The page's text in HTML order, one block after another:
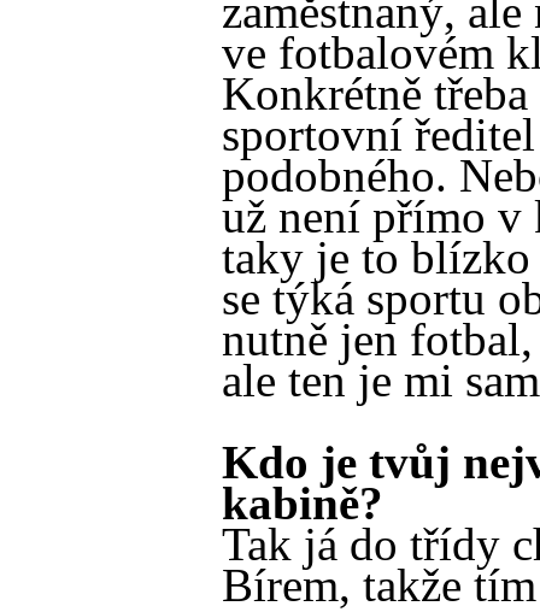
zaměstnaný,
ve fotbalovém
Konkrétně třeba
sportovní
podobného.
už není přímo v
taky je to
se týká sportu
nutně jen fotbal,
ale ten je mi
Kdo je tvůj
kabině?
Tak já do třídy
Bírem, takže